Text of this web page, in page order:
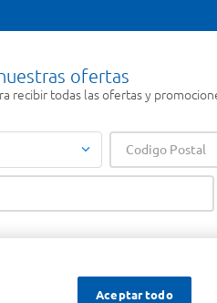
ofertas
recibir todas las ofertas y
Aceptar todo